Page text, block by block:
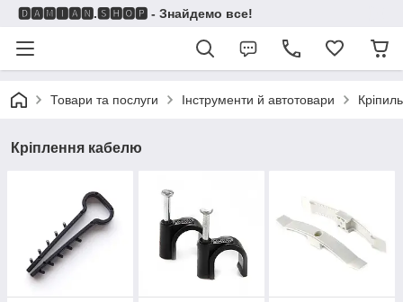
🅳🅰🅼🅸🅰🅽.🆂🅷🅾🅿 - Знайдемо все!
Товари та послуги Інструменти й автотовари
Кріплення кабелю